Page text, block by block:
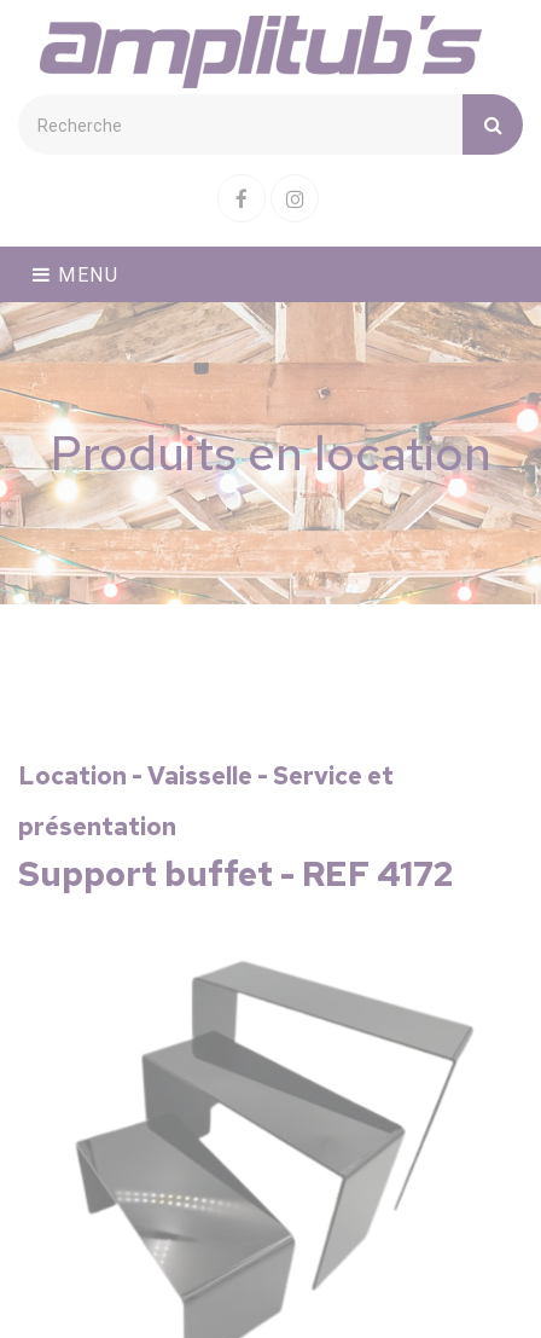
FacebookInstagram
MENU
Produits en location
Location - Vaisselle - Service et
présentation
Support buffet - REF 4172
Cookies management panel